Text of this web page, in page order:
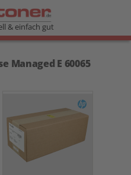
& einfach gut
Managed E 60065